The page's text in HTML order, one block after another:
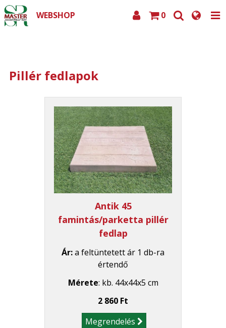
0
WEBSHOP
Pillér fedlapok
Antik 45
famintás/parketta pillér
fedlap
Ár:a feltüntetett ár 1 db-ra
értendő
Mérete: kb. 44x44x5 cm
2 860 Ft
Megrendelés